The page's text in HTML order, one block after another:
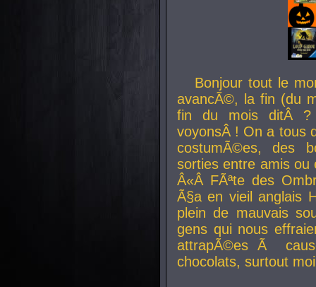
Bonjour tout le
avancÃ©, la fin (du
fin du mois ditÂ ?
voyonsÂ ! On a tous
costumÃ©es, des
sorties entre amis
Â«Â FÃªte des
Ã§a en vieil anglais
plein de mauvais
gens qui nous
attrapÃ©es Ã
chocolats, surtout